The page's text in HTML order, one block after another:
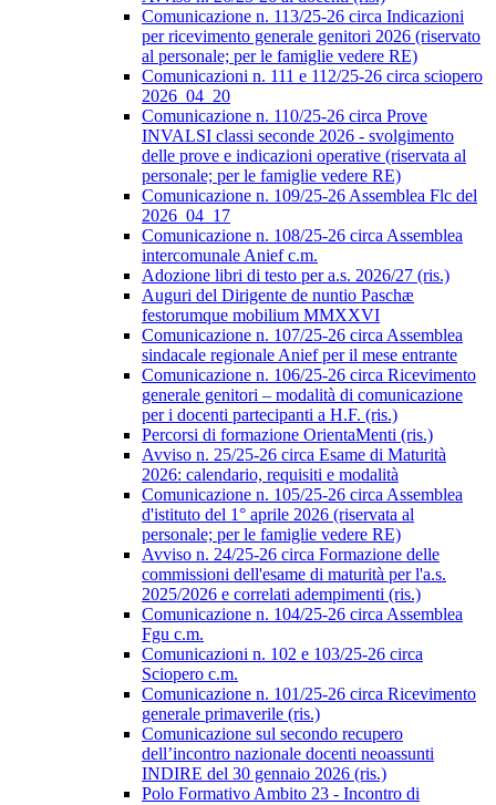
Comunicazione n. 113/25-26 circa Indicazioni
per ricevimento generale genitori 2026 (riservato
al personale; per le famiglie vedere RE)
Comunicazioni n. 111 e 112/25-26 circa sciopero
2026_04_20
Comunicazione n. 110/25-26 circa Prove
INVALSI classi seconde 2026 - svolgimento
delle prove e indicazioni operative (riservata al
personale; per le famiglie vedere RE)
Comunicazione n. 109/25-26 Assemblea Flc del
2026_04_17
Comunicazione n. 108/25-26 circa Assemblea
intercomunale Anief c.m.
Adozione libri di testo per a.s. 2026/27 (ris.)
Auguri del Dirigente de nuntio Paschæ
festorumque mobilium MMXXVI
Comunicazione n. 107/25-26 circa Assemblea
sindacale regionale Anief per il mese entrante
Comunicazione n. 106/25-26 circa Ricevimento
generale genitori – modalità di comunicazione
per i docenti partecipanti a H.F. (ris.)
Percorsi di formazione OrientaMenti (ris.)
Avviso n. 25/25-26 circa Esame di Maturità
2026: calendario, requisiti e modalità
Comunicazione n. 105/25-26 circa Assemblea
d'istituto del 1° aprile 2026 (riservata al
personale; per le famiglie vedere RE)
Avviso n. 24/25-26 circa Formazione delle
commissioni dell'esame di maturità per l'a.s.
2025/2026 e correlati adempimenti (ris.)
Comunicazione n. 104/25-26 circa Assemblea
Fgu c.m.
Comunicazioni n. 102 e 103/25-26 circa
Sciopero c.m.
Comunicazione n. 101/25-26 circa Ricevimento
generale primaverile (ris.)
Comunicazione sul secondo recupero
dell’incontro nazionale docenti neoassunti
INDIRE del 30 gennaio 2026 (ris.)
Polo Formativo Ambito 23 - Incontro di